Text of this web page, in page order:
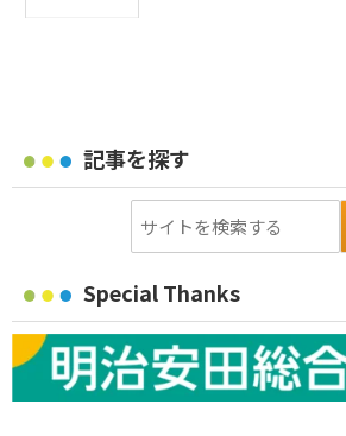
記事を探す
Special Thanks